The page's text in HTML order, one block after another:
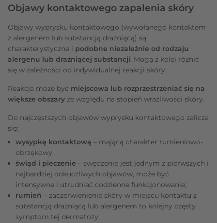
Objawy kontaktowego zapalenia skóry
Objawy wyprysku kontaktowego (wywołanego kontaktem
z alergenem lub substancją drażniącą) są
charakterystyczne i podobne niezależnie od rodzaju
alergenu lub drażniącej substancji. Mogą z kolei różnić
się w zależności od indywidualnej reakcji skóry.
Reakcja może być miejscowa lub rozprzestrzeniać się na
większe obszary ze względu na stopień wrażliwości skóry.
Do najczęstszych objawów wyprysku kontaktowego zalicza
się:
wysypkę kontaktową – mającą charakter rumieniowo-
obrzękowy,
świąd i pieczenie – swędzenie jest jednym z pierwszych i
najbardziej dokuczliwych objawów, może być
intensywne i utrudniać codzienne funkcjonowanie;
rumień – zaczerwienienie skóry w miejscu kontaktu z
substancją drażniącą lub alergenem to kolejny częsty
symptom tej dermatozy;